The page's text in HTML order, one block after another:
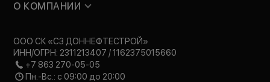
О КОМПАНИИ
ООО СК «СЗ ДОННЕФТЕСТРОЙ»
ИНН/ОГРН: 2311213407 / 1162375015660
+7 863 270-05-05
Пн.-Вс.: с 09:00 до 20:00